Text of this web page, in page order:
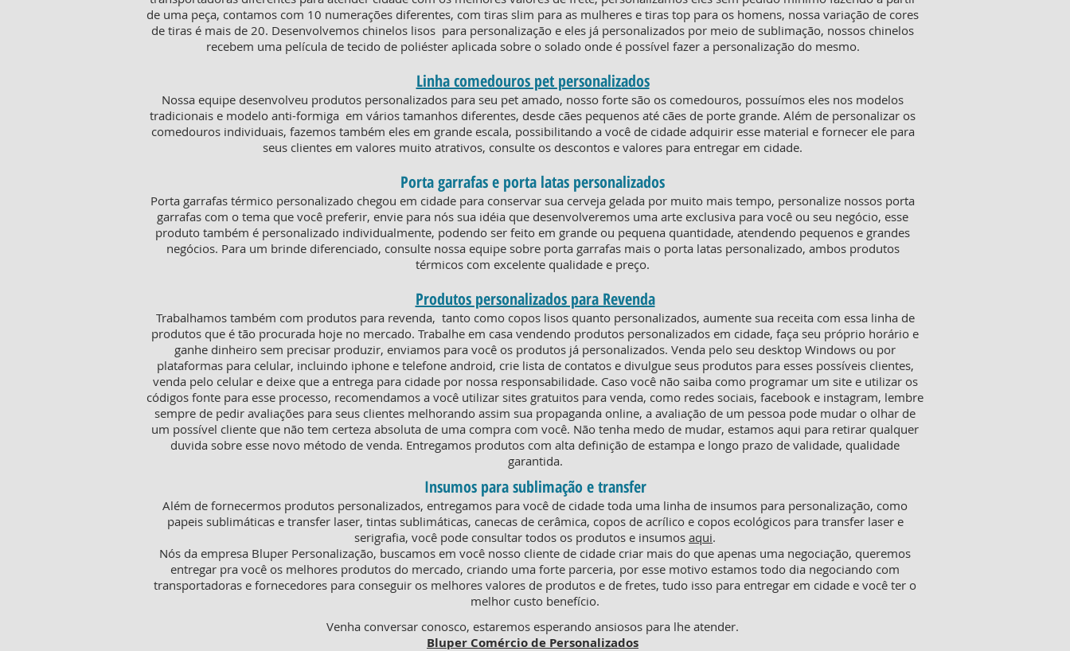
de uma peça, contamos com 10 numerações diferentes, com tiras slim para as mulheres e tiras top para os homens, nossa variação de cores
de tiras é mais de 20. Desenvolvemos chinelos lisos para personalização e eles já personalizados por meio de sublimação, nossos chinelos
recebem uma película de tecido de poliéster aplicada sobre o solado onde é possível fazer a personalização do mesmo.
Linha comedouros pet personalizados
Nossa equipe desenvolveu produtos personalizados para seu pet amado, nosso forte são os comedouros, possuímos eles nos modelos
tradicionais e modelo anti-formiga em vários tamanhos diferentes, desde cães pequenos até cães de porte grande. Além de personalizar os
comedouros individuais, fazemos também eles em grande escala, possibilitando a você de cidade adquirir esse material e fornecer ele para
seus clientes em valores muito atrativos, consulte os descontos e valores para entregar em cidade.
Porta garrafas e porta latas personalizados
Porta garrafas térmico personalizado chegou em cidade para conservar sua cerveja gelada por muito mais tempo, personalize nossos porta
garrafas com o tema que você preferir, envie para nós sua idéia que desenvolveremos uma arte exclusiva para você ou seu negócio, esse
produto também é personalizado individualmente, podendo ser feito em grande ou pequena quantidade, atendendo pequenos e grandes
negócios. Para um brinde diferenciado, consulte nossa equipe sobre porta garrafas mais o porta latas personalizado, ambos produtos
térmicos com excelente qualidade e preço.
Produtos personalizados para Revenda
Trabalhamos também com produtos para revenda, tanto como copos lisos quanto personalizados, aumente sua receita com essa linha de
produtos que é tão procurada hoje no mercado. Trabalhe em casa vendendo produtos personalizados em cidade, faça seu próprio horário e
ganhe dinheiro sem precisar produzir, enviamos para você os produtos já personalizados. Venda pelo seu desktop Windows ou por
plataformas para celular, incluindo iphone e telefone android, crie lista de contatos e divulgue seus produtos para esses possíveis clientes,
venda pelo celular e deixe que a entrega para cidade por nossa responsabilidade. Caso você não saiba como programar um site e utilizar os
códigos fonte para esse processo, recomendamos a você utilizar sites gratuitos para venda, como redes sociais, facebook e instagram, lembre
sempre de pedir avaliações para seus clientes melhorando assim sua propaganda online, a avaliação de um pessoa pode mudar o olhar de
um possível cliente que não tem certeza absoluta de uma compra com você. Não tenha medo de mudar, estamos aqui para retirar qualquer
duvida sobre esse novo método de venda. Entregamos produtos com alta definição de estampa e longo prazo de validade, qualidade
garantida.
Insumos para sublimação e transfer
Além de fornecermos produtos personalizados, entregamos para você de cidade toda uma linha de insumos para personalização, como
papeis sublimáticas e transfer laser, tintas sublimáticas, canecas de cerâmica, copos de acrílico e copos ecológicos para transfer laser e
serigrafia, você pode consultar todos os produtos e insumos aqui.
Nós da empresa Bluper Personalização, buscamos em você nosso cliente de cidade criar mais do que apenas uma negociação, queremos
entregar pra você os melhores produtos do mercado, criando uma forte parceria, por esse motivo estamos todo dia negociando com
transportadoras e fornecedores para conseguir os melhores valores de produtos e de fretes, tudo isso para entregar em cidade e você ter o
melhor custo benefício.
Venha conversar conosco, estaremos esperando ansiosos para lhe atender.
Bluper Comércio de Personalizados